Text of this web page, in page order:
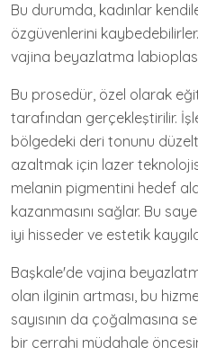
Bu durumda, kadınlar
özgüvenlerini
vajina beyazlatma
Bu prosedür, özel olarak
tarafından gerçekleştirilir.
bölgedeki deri tonunu
azaltmak için lazer teknolojisi
melanin pigmentini hedef
kazanmasını sağlar. Bu
iyi hisseder ve estetik
Başkale'de vajina
olan ilginin artması, bu
sayısının da çoğalmasına
bir cerrahi müdahale